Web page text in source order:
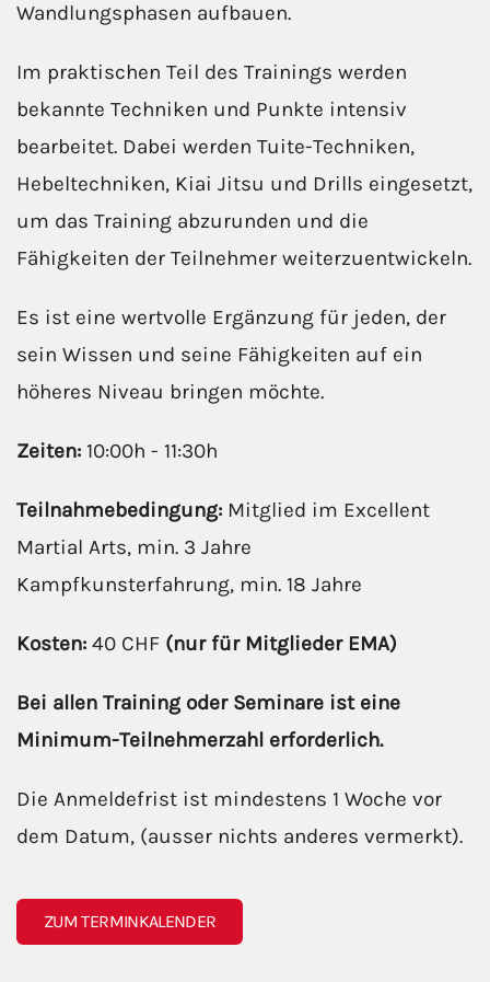
Wandlungsphasen aufbauen.
Im praktischen Teil des Trainings werden
bekannte Techniken und Punkte intensiv
bearbeitet. Dabei werden Tuite-Techniken,
Hebeltechniken, Kiai Jitsu und Drills eingesetzt,
um das Training abzurunden und die
Fähigkeiten der Teilnehmer weiterzuentwickeln.
Es ist eine wertvolle Ergänzung für jeden, der
sein Wissen und seine Fähigkeiten auf ein
höheres Niveau bringen möchte.
Zeiten: 10:00h - 11:30h
Teilnahmebedingung: Mitglied im Excellent
Martial Arts, min. 3 Jahre
Kampfkunsterfahrung, min. 18 Jahre
Kosten: 40 CHF (nur für Mitglieder EMA)
Bei allen Training oder Seminare ist eine
Minimum-Teilnehmerzahl erforderlich.
Die Anmeldefrist ist mindestens 1 Woche vor
dem Datum, (ausser nichts anderes vermerkt).
ZUM TERMINKALENDER